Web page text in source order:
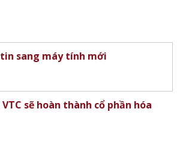
sang máy tính mới
sẽ hoàn thành cổ phần hóa